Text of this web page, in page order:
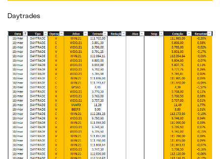
Daytrades